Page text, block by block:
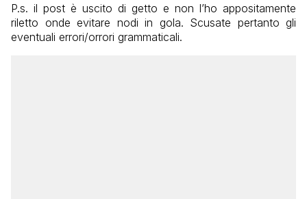
P.s. il post è uscito di getto e non l’ho appositamente
riletto onde evitare nodi in gola. Scusate pertanto gli
eventuali errori/orrori grammaticali.